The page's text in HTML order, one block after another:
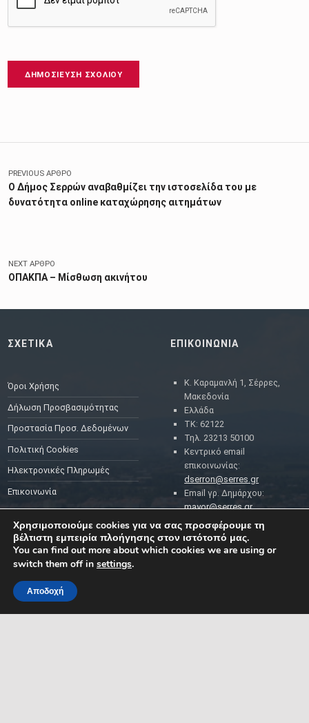
Πλοήγηση άρθρων
PREVIOUS ΆΡΘΡΟ
Ο Δήμος Σερρών αναβαθμίζει την ιστοσελίδα του με
δυνατότητα online καταχώρησης αιτημάτων
NEXT ΆΡΘΡΟ
ΟΠΑΚΠΑ – Μίσθωση ακινήτου
ΣΧΕΤΙΚΑ
Όροι Χρήσης
Δήλωση Προσβασιμότητας
Προστασία Προσ. Δεδομένων
Πολιτική Cookies
Ηλεκτρονικές Πληρωμές
Επικοινωνία
ΕΠΙΚΟΙΝΩΝΙΑ
Κ. Καραμανλή 1, Σέρρες,
Μακεδονία
Ελλάδα
ΤΚ: 62122
Τηλ. 23213 50100
Κεντρικό email
επικοινωνίας:
dserron@serres.gr
Email γρ. Δημάρχου:
mayor@serres.gr
Email DPO (Υπευθύνου
Προστασίας Δεδομένων):
dpo@serres.gr
ΡΟΗ ΕΙΔΗΣΕΩΝ
ΔΗΜΟΤΗ ΚΑΙ ΤΗΣ
Χρησιμοποιούμε cookies για να σας προσφέρουμε τη
βέλτιστη εμπειρία πλοήγησης στον ιστότοπό μας.
You can find out more about which cookies we are using or
switch them off in settings.
Αποδοχή